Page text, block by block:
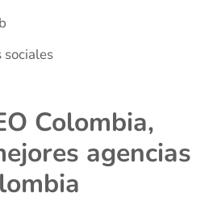
Colombia,
agencias